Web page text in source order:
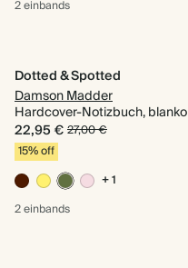
2 einbands
Dotted & Spotted
Damson Madder
Hardcover-Notizbuch, blanko
22,95 €27,00 €
15% off
+ 1
2 einbands